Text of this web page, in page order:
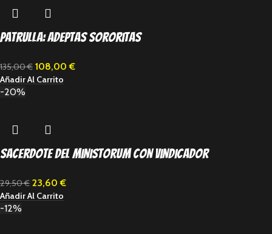
Patrulla: Adeptas Sororitas
135,00€ 108,00€
Añadir Al Carrito
-20%
Sacerdote del Ministorum con Vindicador
29,50€ 23,60€
Añadir Al Carrito
-12%